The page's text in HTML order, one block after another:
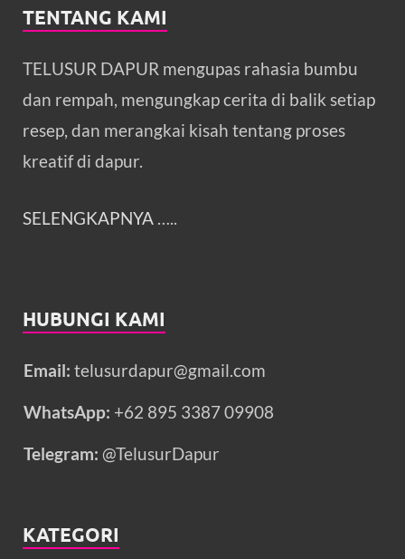
TENTANG KAMI
TELUSUR DAPUR mengupas rahasia bumbu
dan rempah, mengungkap cerita di balik setiap
resep, dan merangkai kisah tentang proses
kreatif di dapur.
SELENGKAPNYA …..
HUBUNGI KAMI
Email: telusurdapur@gmail.com
WhatsApp: +62 895 3387 09908
Telegram: @TelusurDapur
KATEGORI